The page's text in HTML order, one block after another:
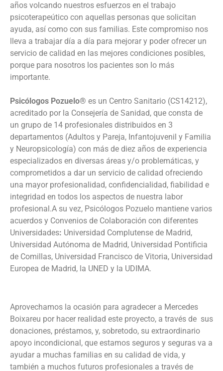
años volcando nuestros esfuerzos en el trabajo
psicoterapeútico con aquellas personas que solicitan
ayuda, así como con sus familias. Este compromiso nos
lleva a trabajar día a día para mejorar y poder ofrecer un
servicio de calidad en las mejores condiciones posibles,
porque para nosotros los pacientes son lo más
importante.
Psicólogos Pozuelo® es un Centro Sanitario (CS14212),
acreditado por la Consejería de Sanidad, que consta de
un grupo de 14 profesionales distribuidos en 3
departamentos (Adultos y Pareja, Infantojuvenil y Familia
y Neuropsicología) con más de diez años de experiencia
especializados en diversas áreas y/o problemáticas, y
comprometidos a dar un servicio de calidad ofreciendo
una mayor profesionalidad, confidencialidad, fiabilidad e
integridad en todos los aspectos de nuestra labor
profesional.A su vez, Psicólogos Pozuelo mantiene varios
acuerdos y Convenios de Colaboración con diferentes
Universidades: Universidad Complutense de Madrid,
Universidad Autónoma de Madrid, Universidad Pontificia
de Comillas, Universidad Francisco de Vitoria, Universidad
Europea de Madrid, la UNED y la UDIMA.
Aprovechamos la ocasión para agradecer a Mercedes
Boixareu por hacer realidad este proyecto, a través de sus
donaciones, préstamos, y, sobretodo, su extraordinario
apoyo incondicional, que estamos seguros y seguras va a
ayudar a muchas familias en su calidad de vida, y
también a muchos futuros profesionales a través de